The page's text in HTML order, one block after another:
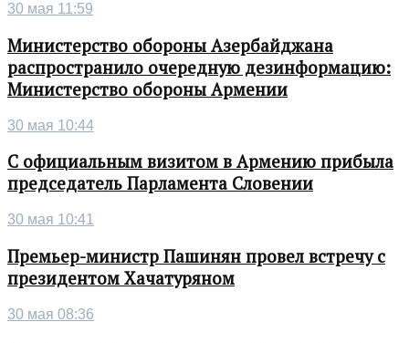
30 мая 11:59
Министерство обороны Азербайджана
распространило очередную дезинформацию:
Министерство обороны Армении
30 мая 10:44
С официальным визитом в Армению прибыла
председатель Парламента Словении
30 мая 10:41
Премьер-министр Пашинян провел встречу с
президентом Хачатуряном
30 мая 08:36